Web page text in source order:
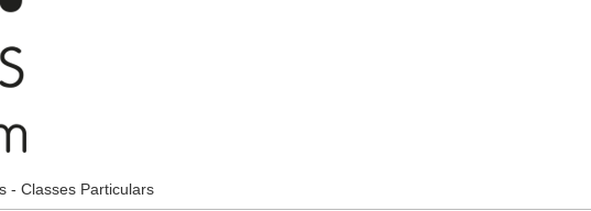
- Classes Particulars